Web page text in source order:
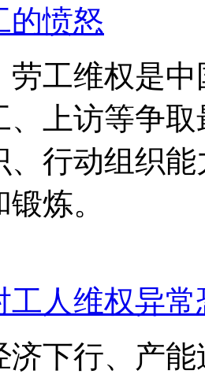
的愤怒
劳工维权是
、上访等争
、行动组织
炼。
工人维权异
济下行、产